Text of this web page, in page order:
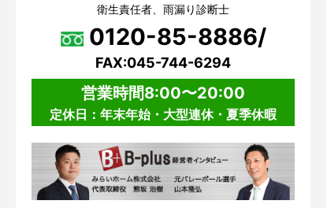
衛生責任者、雨漏り診断士
0120-85-8886/
FAX:045-744-6294
営業時間8:00〜20:00
定休日：年末年始・大型連休・夏季休暇